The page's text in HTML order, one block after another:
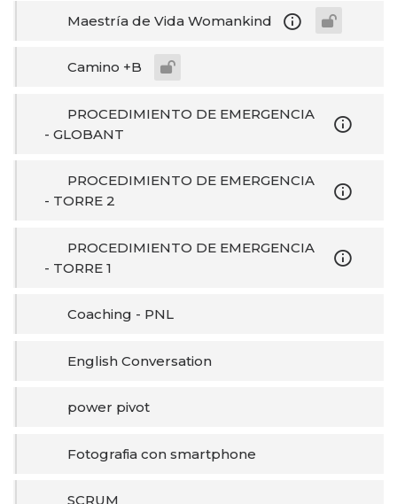
Maestría de Vida Womankind
Camino +B
PROCEDIMIENTO DE EMERGENCIA
- GLOBANT
PROCEDIMIENTO DE EMERGENCIA
- TORRE 2
PROCEDIMIENTO DE EMERGENCIA
- TORRE 1
Coaching - PNL
English Conversation
power pivot
Fotografia con smartphone
SCRUM